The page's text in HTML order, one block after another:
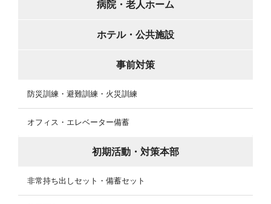
病院・老人ホーム
ホテル・公共施設
事前対策
防災訓練・避難訓練・火災訓練
オフィス・エレベーター備蓄
初期活動・対策本部
非常持ち出しセット・備蓄セット